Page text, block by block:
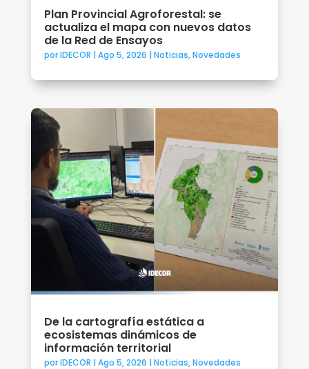
Plan Provincial Agroforestal: se
actualiza el mapa con nuevos datos
de la Red de Ensayos
porIDECOR | Ago 5, 2026 | Noticias,Novedades
De la cartografía estática a
ecosistemas dinámicos de
información territorial
porIDECOR | Ago 5, 2026 | Noticias,Novedades